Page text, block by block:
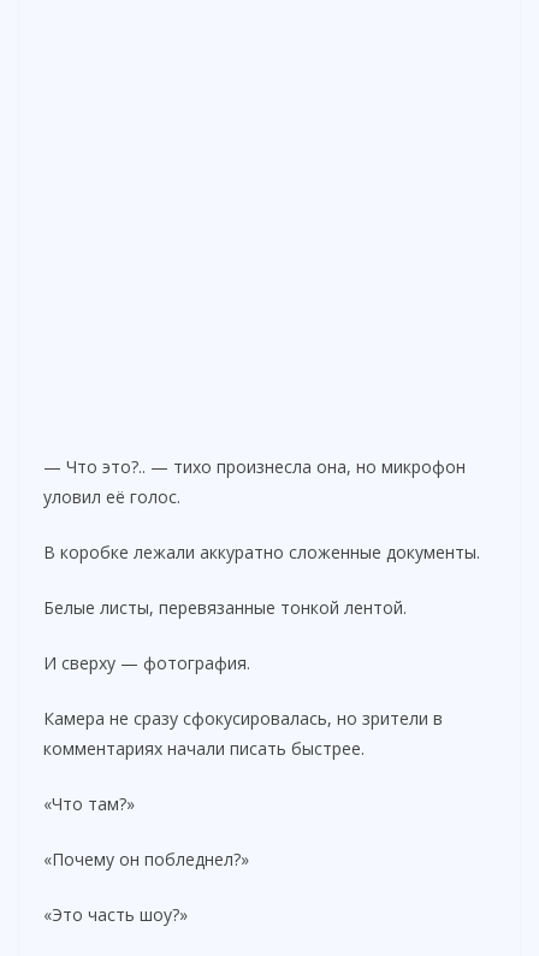
— Что это?.. — тихо произнесла она, но микрофон
уловил её голос.
В коробке лежали аккуратно сложенные документы.
Белые листы, перевязанные тонкой лентой.
И сверху — фотография.
Камера не сразу сфокусировалась, но зрители в
комментариях начали писать быстрее.
«Что там?»
«Почему он побледнел?»
«Это часть шоу?»